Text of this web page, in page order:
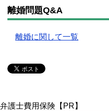
離婚問題Q&A
離婚に関して一覧
弁護士費用保険【PR】